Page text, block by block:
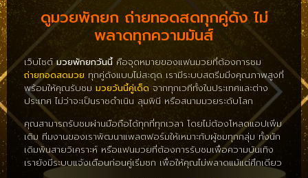
ดูมวยพักยก ถ่ายทอดสดทุกคู่ดัง ไม่
พลาดทุกความมันส์
เว็บไซต์ มวยพักยกวันนี้คือจุดหมายของแฟนมวยที่ต้องการชม
ถ่ายทอดสดมวย ทุกคู่ดังแบบไม่สะดุด เรามีระบบสตรีมมิ่งคุณภาพสูงที่
พร้อมให้คุณรับชม มวยวันนี้คู่เด็ดจากทุกเวทีทั้งในประเทศและต่าง
ประเทศ ไม่ว่าจะเป็นราชดำเนิน ลุมพินี หรือสนามมวยระดับโลก
คุณสามารถรับชมผ่านมือถือได้ทุกที่ทุกเวลา โดยไม่ต้องโหลดแอปเพิ่ม
เติม ทีมงานของเราพัฒนาแพลตฟอร์มให้เหมาะกับผู้ชมทุกกลุ่ม ทั้งนัก
เดิมพันสายวิเคราะห์ หรือแฟนมวยที่ต้องการรับชมเพื่อความบันเทิง
เรายังมีระบบแจ้งเตือนก่อนคู่เริ่มชก เพื่อให้คุณไม่พลาดแม้แต่ศึกเดียว